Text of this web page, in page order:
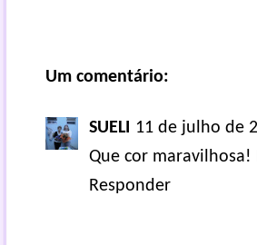
Um comentário:
SUELI 11 de julho de
Que cor maravilhosa!
Responder